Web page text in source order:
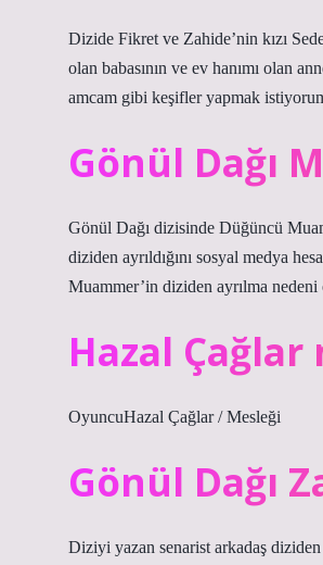
Dizide Fikret ve Zahide’nin kızı
olan babasının ve ev hanımı olan
amcam gibi keşifler yapmak
Gönül Dağı
Gönül Dağı dizisinde Düğüncü
diziden ayrıldığını sosyal medya
Muammer’in diziden ayrılma
Hazal Çağlar
OyuncuHazal Çağlar / Mesleği
Gönül Dağı
Diziyi yazan senarist arkadaş